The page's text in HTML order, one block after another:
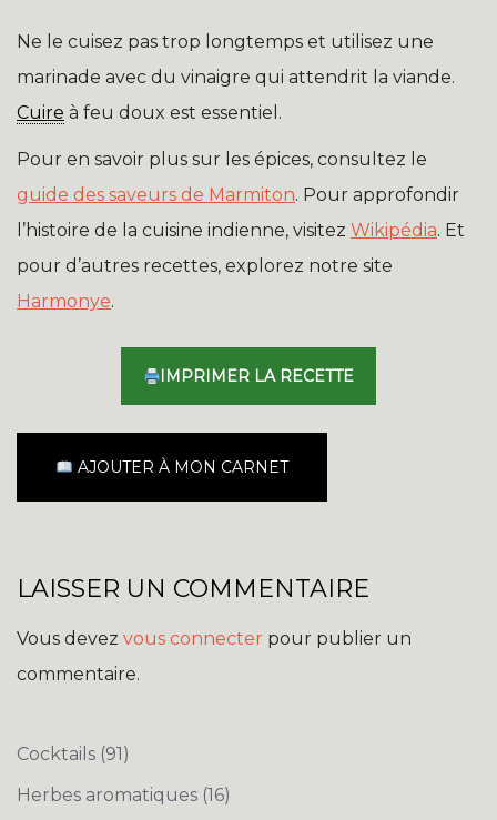
Ne le cuisez pas trop longtemps et utilisez une
marinade avec du vinaigre qui attendrit la viande.
Cuire à feu doux est essentiel.
Pour en savoir plus sur les épices, consultez le
guide des saveurs de Marmiton. Pour approfondir
l’histoire de la cuisine indienne, visitez Wikipédia. Et
pour d’autres recettes, explorez notre site
Harmonye.
IMPRIMER LA RECETTE
AJOUTER À MON CARNET
LAISSER UN COMMENTAIRE
Vous devez vous connecter pour publier un
commentaire.
Cocktails (91)
Herbes aromatiques (16)